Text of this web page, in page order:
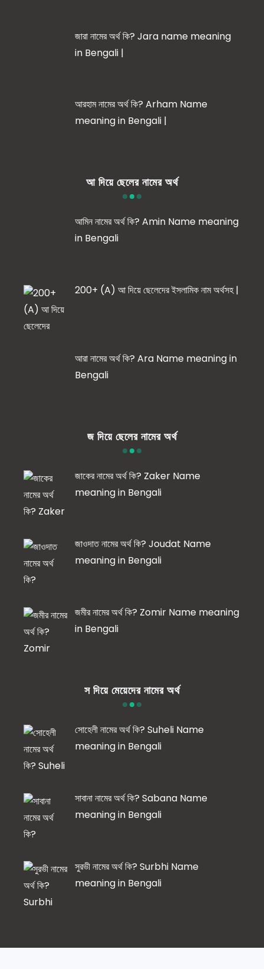
জারা নামের অর্থ কি? Jara name meaning
in Bengali |
আরহাম নামের অর্থ কি? Arham Name
meaning in Bengali |
আ দিয়ে ছেলের নামের অর্থ
আমিন নামের অর্থ কি? Amin Name meaning
in Bengali
200+ (A) আ দিয়ে ছেলেদের ইসলামিক নাম অর্থসহ |
আরা নামের অর্থ কি? Ara Name meaning in
Bengali
জ দিয়ে ছেলের নামের অর্থ
জাকের নামের অর্থ কি? Zaker Name
meaning in Bengali
জাওদাত নামের অর্থ কি? Joudat Name
meaning in Bengali
জমীর নামের অর্থ কি? Zomir Name meaning
in Bengali
স দিয়ে মেয়েদের নামের অর্থ
সোহেলী নামের অর্থ কি? Suheli Name
meaning in Bengali
সাবানা নামের অর্থ কি? Sabana Name
meaning in Bengali
সুরভী নামের অর্থ কি? Surbhi Name
meaning in Bengali